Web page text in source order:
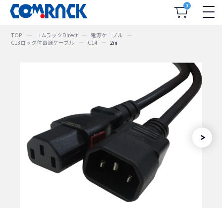
0
TOP コムラックDirect
電源ケーブル
C13ロック付電源ケーブル
C14 2m